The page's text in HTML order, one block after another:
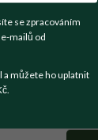
se zpracováním
mailů od
a můžete ho uplatnit